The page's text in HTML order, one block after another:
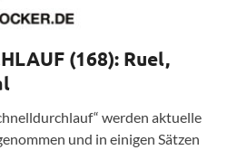
(168): Ruel,
werden aktuelle
und in einigen Sätzen